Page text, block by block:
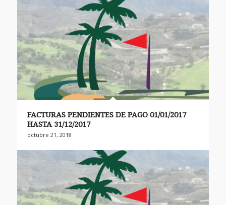
FACTURAS PENDIENTES DE PAGO 01/01/2017
HASTA 31/12/2017
octubre 21, 2018